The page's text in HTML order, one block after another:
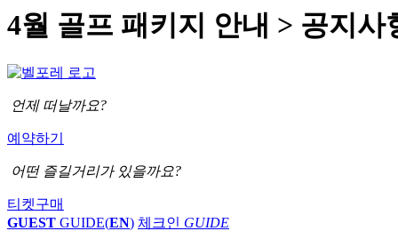
4월 골프 패키지 안내 > 공지사
언제 떠날까요?
예약하기
어떤 즐길거리가 있을까요?
티켓구매
GUEST GUIDE(EN) 체크인 GUIDE